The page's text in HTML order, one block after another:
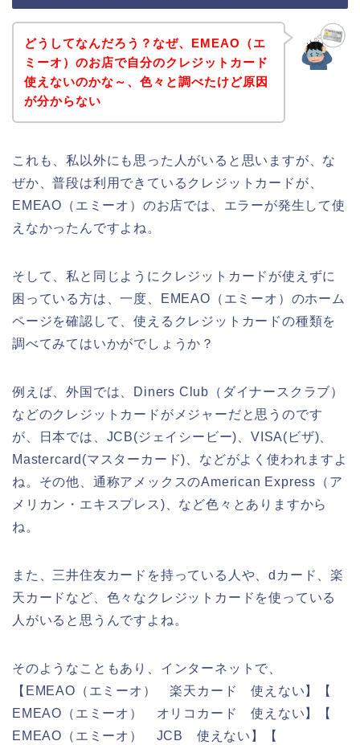
どうしてなんだろう？なぜ、EMEAO（エ
ミーオ）のお店で自分のクレジットカード
使えないのかな～、色々と調べたけど原因
が分からない
これも、私以外にも思った人がいると思いますが、な
ぜか、普段は利用できているクレジットカードが、
EMEAO（エミーオ）のお店では、エラーが発生して使
えなかったんですよね。
そして、私と同じようにクレジットカードが使えずに
困っている方は、一度、EMEAO（エミーオ）のホーム
ページを確認して、使えるクレジットカードの種類を
調べてみてはいかがでしょうか？
例えば、外国では、Diners Club（ダイナースクラブ）
などのクレジットカードがメジャーだと思うのです
が、日本では、JCB(ジェイシービー)、VISA(ビザ)、
Mastercard(マスターカード)、などがよく使われますよ
ね。その他、通称アメックスのAmerican Express（ア
メリカン・エキスプレス)、など色々とありますから
ね。
また、三井住友カードを持っている人や、dカード、楽
天カードなど、色々なクレジットカードを使っている
人がいると思うんですよね。
そのようなこともあり、インターネットで、
【EMEAO（エミーオ） 楽天カード 使えない】【
EMEAO（エミーオ） オリコカード 使えない】【
EMEAO（エミーオ） JCB 使えない】【